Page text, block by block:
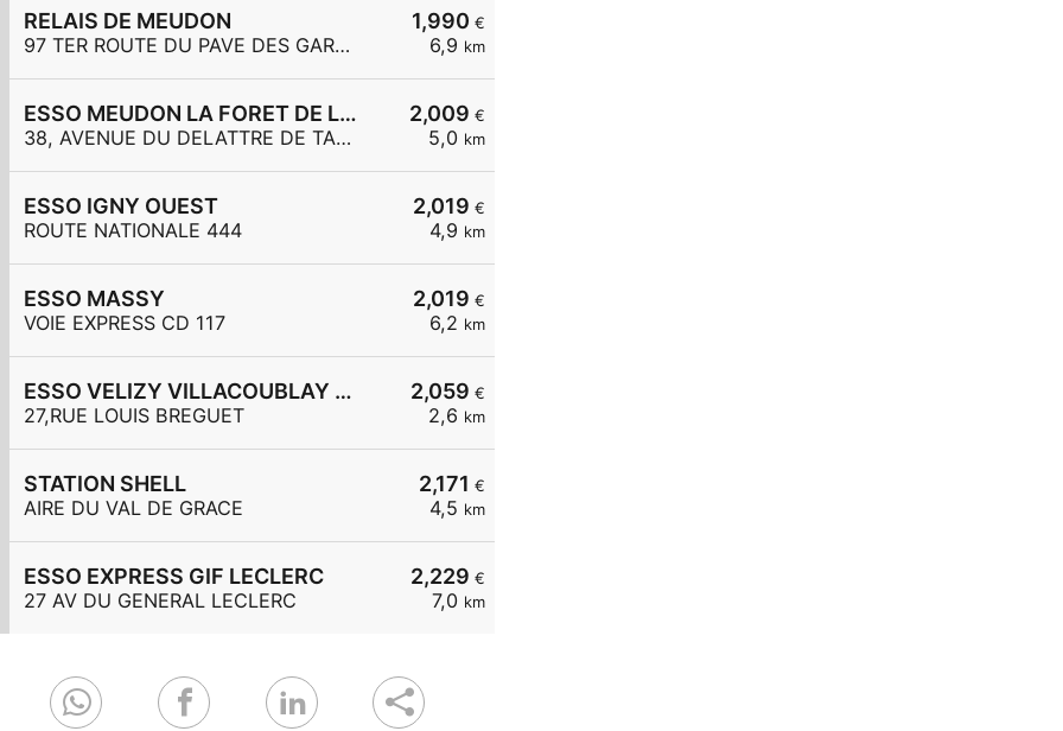
1,990 €
6,9 km
RELAIS DE MEUDON
97 TER ROUTE DU PAVE DES GARDES
2,009 €
5,0 km
ESSO MEUDON LA FORET DE LATTRE DE TASSIGNY
38, AVENUE DU DELATTRE DE TASSIGNY
2,019 €
4,9 km
ESSO IGNY OUEST
ROUTE NATIONALE 444
2,019 €
6,2 km
ESSO MASSY
VOIE EXPRESS CD 117
2,059 €
2,6 km
ESSO VELIZY VILLACOUBLAY BREGUET
27,RUE LOUIS BREGUET
2,171 €
4,5 km
STATION SHELL
AIRE DU VAL DE GRACE
2,229 €
7,0 km
ESSO EXPRESS GIF LECLERC
27 AV DU GENERAL LECLERC